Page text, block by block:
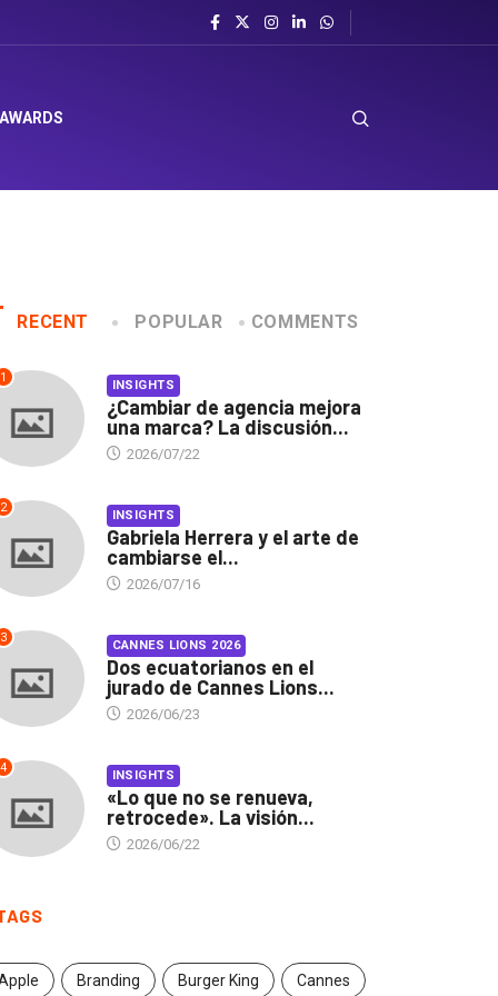
RECENT POPULAR COMMENTS
1 INSIGHTS
¿Cambiar de agencia mejora
una marca? La discusión...
2026/07/22
2 INSIGHTS
Gabriela Herrera y el arte de
cambiarse el...
2026/07/16
3 CANNES LIONS 2026
Dos ecuatorianos en el
jurado de Cannes Lions...
2026/06/23
4 INSIGHTS
«Lo que no se renueva,
retrocede». La visión...
2026/06/22
Branding Burger King Cannes